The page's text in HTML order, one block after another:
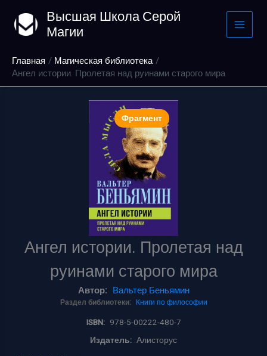
содержимому
Высшая Школа Серой
Магии
Главная
Магическая библиотека
Ангел истории. Пролетая над руинами старого мира
Фрагмент
Ангел истории. Пролетая над
руинами старого мира
Автор: Вальтер Беньямин
Раздел библиотеки: Книги по философии
ISBN: 978-5-00222-480-7
Издатель: Алисторус